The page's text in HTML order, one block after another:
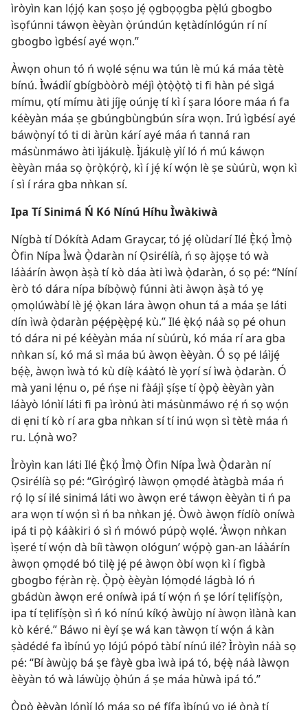
ìròyìn kan lọ́jọ́ kan ṣoṣo jẹ́ ọgbọọgba pẹ̀lú gbogbo
ìsọfúnni táwọn èèyàn ọ̀rúndún kẹtàdínlógún rí ní
gbogbo ìgbésí ayé wọn.”
Àwọn ohun tó ń wọlé sẹ́nu wa tún lè mú ká máa tètè
bínú. Ìwádìí gbígbòòrò méjì ọ̀tọ̀ọ̀tọ̀ ti fi hàn pé sìgá
mímu, ọtí mímu àti jíjẹ oúnjẹ tí kì í ṣara lóore máa ń fa
kéèyàn máa ṣe gbúngbùngbún síra wọn. Irú ìgbésí ayé
báwọ̀nyí tó ti di àrùn kárí ayé máa ń tanná ran
másùnmáwo àti ìjákulẹ̀. Ìjákulẹ̀ yìí ló ń mú káwọn
èèyàn máa sọ ọ̀rọ̀kọ́rọ̀, kì í jẹ́ kí wọ́n lè ṣe sùúrù, wọn kì
í sì í rára gba nǹkan sí.
Ipa Tí Sinimá Ń Kó Nínú Híhu Ìwàkiwà
Nígbà tí Dókítà Adam Graycar, tó jẹ́ olùdarí Ilé Ẹ̀kọ́ Ìmọ̀
Òfin Nípa Ìwà Ọ̀daràn ní Ọsirélíà, ń sọ àjọṣe tó wà
láàárín àwọn àṣà tí kò dáa àti ìwà ọ̀daràn, ó sọ pé: “Níní
èrò tó dára nípa bíbọ̀wọ̀ fúnni àti àwọn àṣà tó yẹ
ọmọlúwàbí lè jẹ́ ọ̀kan lára àwọn ohun tá a máa ṣe láti
dín ìwà ọ̀daràn pẹ́ẹ́pẹ̀ẹ̀pẹ́ kù.” Ilé ẹ̀kọ́ náà sọ pé ohun
tó dára ni pé kéèyàn máa ní sùúrù, kó máa rí ara gba
nǹkan sí, kó má sì máa bú àwọn èèyàn. Ó sọ pé láìjẹ́
bẹ́ẹ̀, àwọn ìwà tó kù díẹ̀ káàtó lè yọrí sí ìwà ọ̀daràn. Ó
mà yani lẹ́nu o, pé ńṣe ni fàájì ṣíṣe tí ọ̀pọ̀ èèyàn yàn
láàyò lónìí láti fi pa ìrònú àti másùnmáwo rẹ́ ń sọ wọ́n
di ẹni tí kò rí ara gba nǹkan sí tí inú wọn sì tètè máa ń
ru. Lọ́nà wo?
Ìròyìn kan láti Ilé Ẹ̀kọ́ Ìmọ̀ Òfin Nípa Ìwà Ọ̀daràn ní
Ọsirélíà sọ pé: “Gìrọ́gìrọ́ làwọn ọmọdé àtàgbà máa ń
rọ́ lọ sí ilé sinimá láti wo àwọn eré táwọn èèyàn ti ń pa
ara wọn tí wọ́n sì ń ba nǹkan jẹ́. Òwò àwọn fídíò oníwà
ipá ti pọ̀ káàkiri ó sì ń mówó púpọ̀ wọlé. ‘Àwọn nǹkan
ìṣeré tí wọ́n dà bíi tàwọn ológun’ wọ́pọ̀ gan-an láàárín
àwọn ọmọdé bó tilẹ̀ jẹ́ pé àwọn òbí wọn kì í fìgbà
gbogbo fẹ́ràn rẹ̀. Ọ̀pọ̀ èèyàn lọ́mọdé lágbà ló ń
gbádùn àwọn eré oníwà ipá tí wọ́n ń ṣe lórí tẹlifíṣọ̀n,
ipa tí tẹlifíṣọ̀n sì ń kó nínú kíkọ́ àwùjọ ní àwọn ìlànà kan
kò kéré.” Báwo ni èyí ṣe wá kan tàwọn tí wọ́n á kàn
ṣàdédé fa ìbínú yọ lójú pópó tàbí nínú ilé? Ìròyìn náà sọ
pé: “Bí àwùjọ bá ṣe fàyè gba ìwà ipá tó, bẹ́ẹ̀ náà làwọn
èèyàn tó wà láwùjọ ọ̀hún á ṣe máa hùwà ipá tó.”
Ọ̀pọ̀ èèyàn lónìí ló máa sọ pé fífa ìbínú yọ jẹ́ ọ̀nà tí